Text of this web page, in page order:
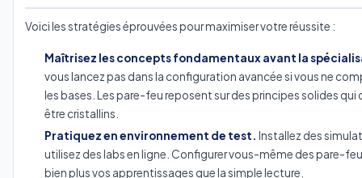
Voici les stratégies éprouvées pour maximiser votre réussite :
Maîtrisez les concepts fondamentaux avant la
vous lancez pas dans la configuration avancée si vous ne
les bases. Les pare-feu reposent sur des principes solides qui
être cristallins.
Pratiquez en environnement de test. Installez des
utilisez des labs en ligne. Configurer vous-même des pare-
bien plus vos apprentissages que la simple lecture.